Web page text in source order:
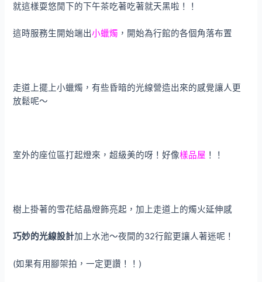
就這樣耍悠閒下的下午茶吃著吃著就天黑啦！！
這時服務生開始端出小蠟燭 ，開始為行館的各個角落布置
走道上擺上小蠟燭，有些昏暗的光線營造出來的感覺讓人更
放鬆呢～
室外的座位區打起燈來，超級美的呀！好像樣品屋 ！！
樹上掛著的雪花結晶燈飾亮起，加上走道上的燭火延伸感
巧妙的光線設計加上水池～夜間的32行館更讓人著迷呢！
(如果有用腳架拍，一定更讚！！)